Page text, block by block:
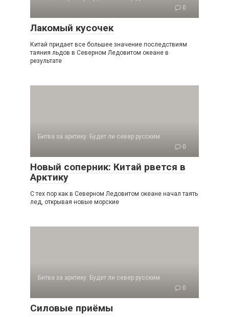
0
Лакомый кусочек
Китай придает все большее значение послед­ствиям
таяния льдов в Северном Ледовитом океане в
результате
Битва за арктику. Будет ли север русским
0
Новый соперник: Китай рвется в
Арктику
С тех пор как в Северном Ледовитом океане начал таять
лед, открывая новые морские
Битва за арктику. Будет ли север русским
0
Силовые приёмы